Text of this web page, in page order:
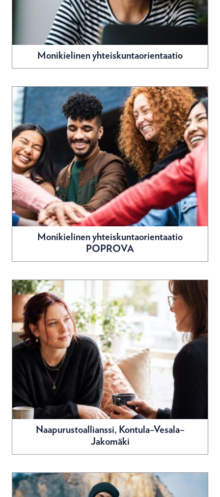
Monikielinen yhteiskuntaorientaatio
Monikielinen yhteiskuntaorientaatio
POPROVA
Naapurustoallianssi, Kontula–Vesala–
Jakomäki